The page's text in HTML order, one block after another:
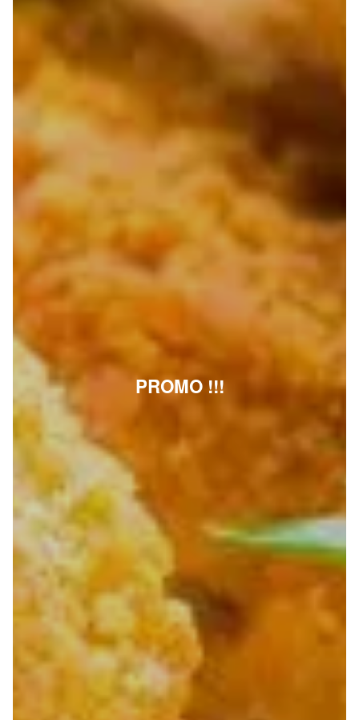
PROMO !!!